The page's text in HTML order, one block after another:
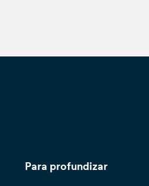
Para profundizar